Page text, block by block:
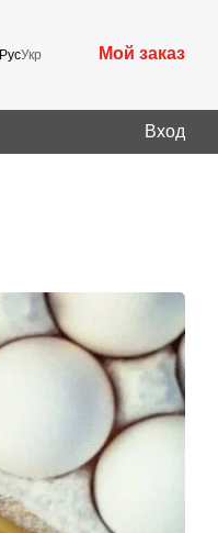
РусУкр Мой заказ
Вход